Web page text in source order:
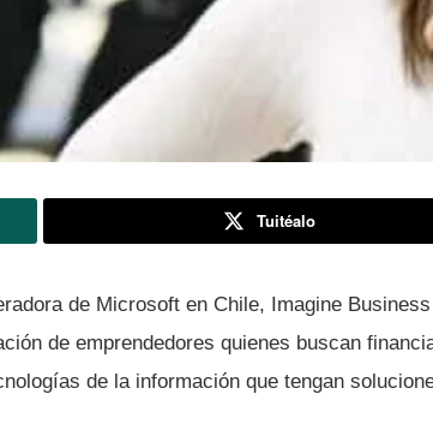
Tuitéalo
de Microsoft en Chile, Imagine
de emprendedores quienes buscan
de la información que tengan